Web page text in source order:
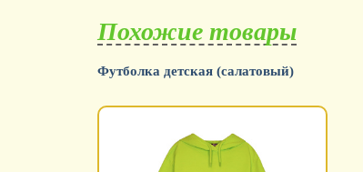
Похожие товары
Футболка детская (салатовый)